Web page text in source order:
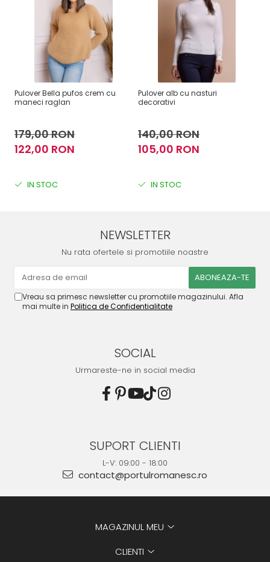
Pulover Bella pufos crem cu
maneci raglan
179,00 RON
122,00 RON
IN STOC
Pulover alb cu nasturi
decorativi
140,00 RON
105,00 RON
IN STOC
NEWSLETTER
Nu rata ofertele si promotiile noastre
Vreau sa primesc newsletter cu promotiile magazinului. Afla
mai multe in Politica de Confidentialitate
SOCIAL
Urmareste-ne in social media
SUPORT CLIENTI
L-V: 09:00 - 18:00
contact@portulromanesc.ro
MAGAZINUL MEU
CLIENTI